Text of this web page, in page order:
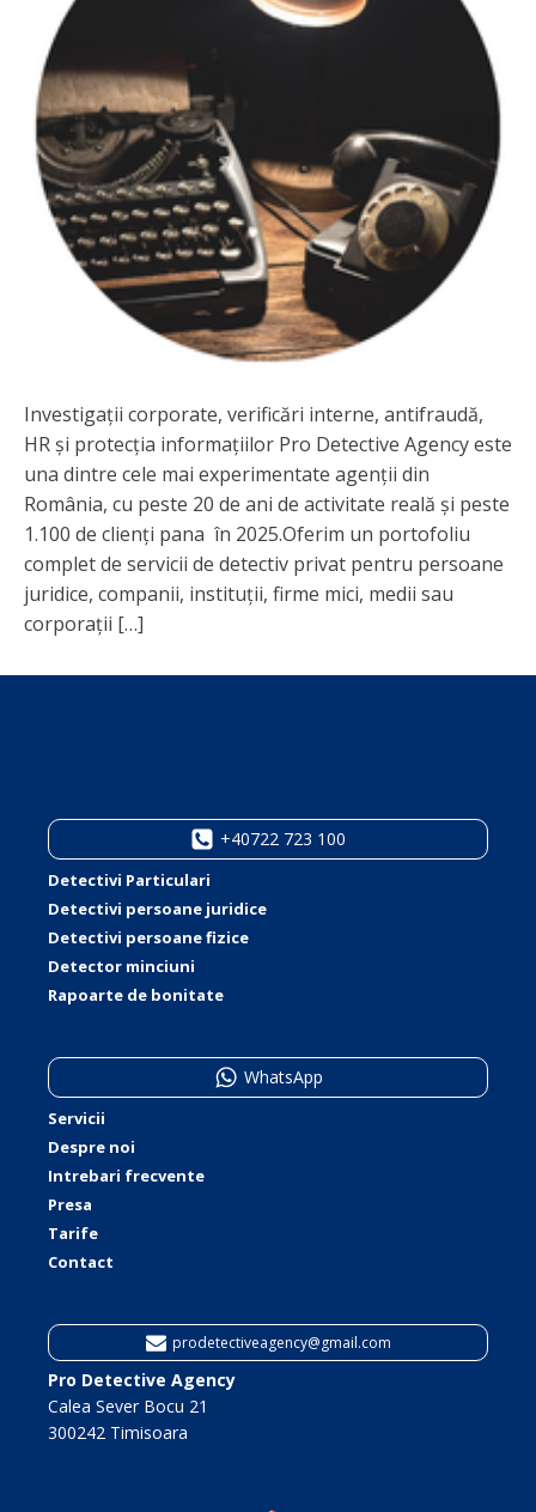
Investigații corporate, verificări interne, antifraudă,
HR și protecția informațiilor Pro Detective Agency este
una dintre cele mai experimentate agenții din
România, cu peste 20 de ani de activitate reală și peste
1.100 de clienți pana în 2025.Oferim un portofoliu
complet de servicii de detectiv privat pentru persoane
juridice, companii, instituții, firme mici, medii sau
corporații […]
+40722 723 100
Detectivi Particulari
Detectivi persoane juridice
Detectivi persoane fizice
Detector minciuni
Rapoarte de bonitate
WhatsApp
Servicii
Despre noi
Intrebari frecvente
Presa
Tarife
Contact
prodetectiveagency@gmail.com
Pro Detective Agency
Calea Sever Bocu 21
300242 Timisoara